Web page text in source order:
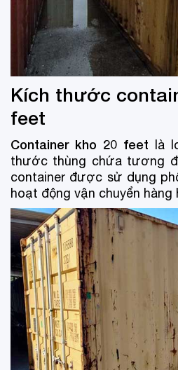
Kích thước
feet
Container kho 20 feet là
thước thùng chứa tương
container được sử dụng
hoạt động vận chuyển hàng